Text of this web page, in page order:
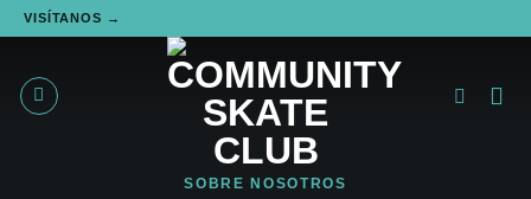
VISÍTANOS →
contenido
SOBRE NOSOTROS